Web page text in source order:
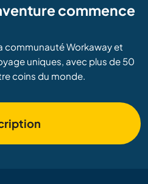
commence
communauté Workaway et
uniques, avec plus de 50
coins du monde.